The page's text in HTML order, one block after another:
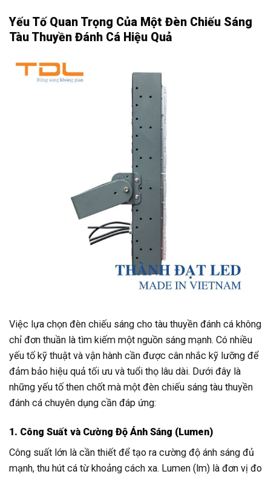
Yếu Tố Quan Trọng Của Một Đèn Chiếu Sáng
Tàu Thuyền Đánh Cá Hiệu Quả
Việc lựa chọn đèn chiếu sáng cho tàu thuyền đánh cá không
chỉ đơn thuần là tìm kiếm một nguồn sáng mạnh. Có nhiều
yếu tố kỹ thuật và vận hành cần được cân nhắc kỹ lưỡng để
đảm bảo hiệu quả tối ưu và tuổi thọ lâu dài. Dưới đây là
những yếu tố then chốt mà một đèn chiếu sáng tàu thuyền
đánh cá chuyên dụng cần đáp ứng:
1. Công Suất và Cường Độ Ánh Sáng (Lumen)
Công suất lớn là cần thiết để tạo ra cường độ ánh sáng đủ
mạnh, thu hút cá từ khoảng cách xa. Lumen (lm) là đơn vị đo